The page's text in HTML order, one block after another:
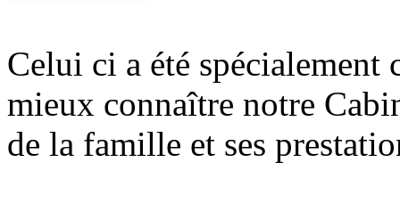
Celui ci a été
mieux connaître notre
de la famille et ses